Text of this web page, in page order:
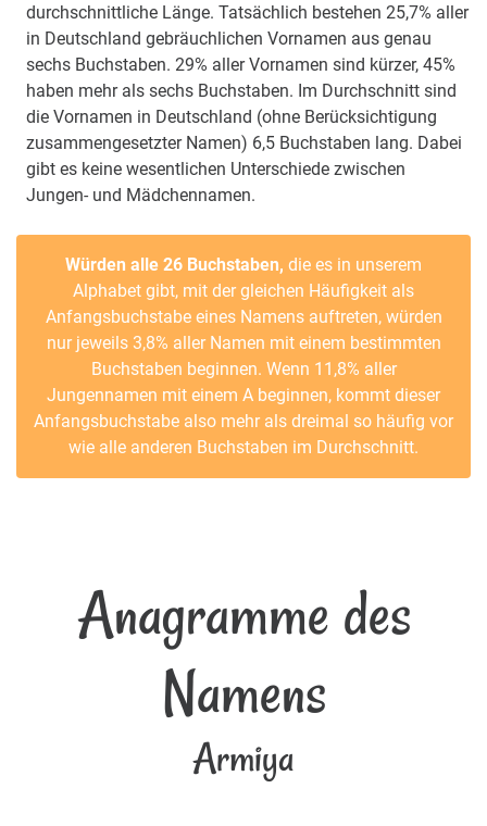
durchschnittliche Länge. Tatsächlich bestehen 25,7% aller
in Deutschland gebräuchlichen Vornamen aus genau
sechs Buchstaben. 29% aller Vornamen sind kürzer, 45%
haben mehr als sechs Buchstaben. Im Durchschnitt sind
die Vornamen in Deutschland (ohne Berücksichtigung
zusammengesetzter Namen) 6,5 Buchstaben lang. Dabei
gibt es keine wesentlichen Unterschiede zwischen
Jungen- und Mädchennamen.
Würden alle 26 Buchstaben, die es in unserem
Alphabet gibt, mit der gleichen Häufigkeit als
Anfangsbuchstabe eines Namens auftreten, würden
nur jeweils 3,8% aller Namen mit einem bestimmten
Buchstaben beginnen. Wenn 11,8% aller
Jungennamen mit einem A beginnen, kommt dieser
Anfangsbuchstabe also mehr als dreimal so häufig vor
wie alle anderen Buchstaben im Durchschnitt.
Anagramme des
Namens
Armiya